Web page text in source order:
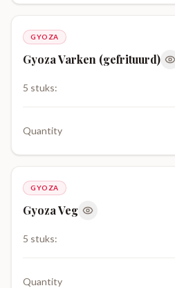
GYOZA
Gyoza Varken (gefrituurd)
5 stuks:
Quantity
GYOZA
Gyoza Veg
5 stuks:
Quantity